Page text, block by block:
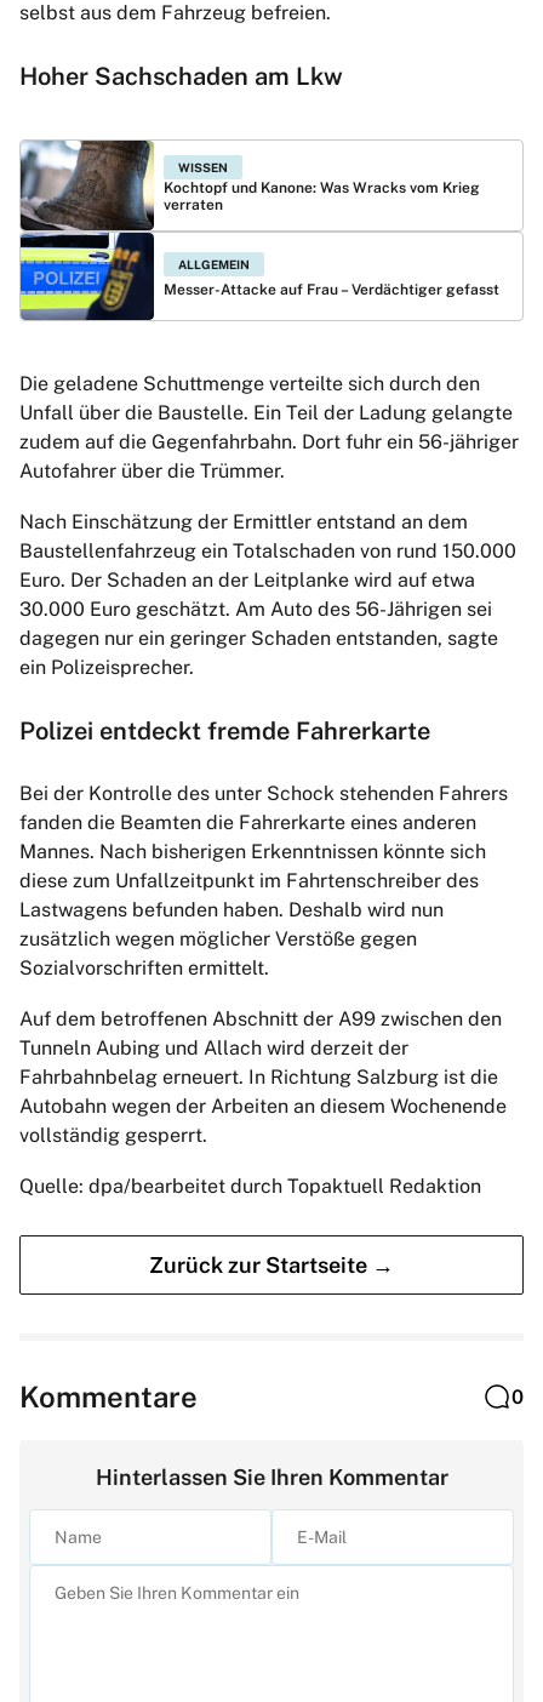
selbst aus dem Fahrzeug befreien.
Hoher Sachschaden am Lkw
WISSEN
Kochtopf und Kanone: Was Wracks vom Krieg
verraten
ALLGEMEIN
Messer-Attacke auf Frau – Verdächtiger gefasst
Die geladene Schuttmenge verteilte sich durch den
Unfall über die Baustelle. Ein Teil der Ladung gelangte
zudem auf die Gegenfahrbahn. Dort fuhr ein 56-jähriger
Autofahrer über die Trümmer.
Nach Einschätzung der Ermittler entstand an dem
Baustellenfahrzeug ein Totalschaden von rund 150.000
Euro. Der Schaden an der Leitplanke wird auf etwa
30.000 Euro geschätzt. Am Auto des 56-Jährigen sei
dagegen nur ein geringer Schaden entstanden, sagte
ein Polizeisprecher.
Polizei entdeckt fremde Fahrerkarte
Bei der Kontrolle des unter Schock stehenden Fahrers
fanden die Beamten die Fahrerkarte eines anderen
Mannes. Nach bisherigen Erkenntnissen könnte sich
diese zum Unfallzeitpunkt im Fahrtenschreiber des
Lastwagens befunden haben. Deshalb wird nun
zusätzlich wegen möglicher Verstöße gegen
Sozialvorschriften ermittelt.
Auf dem betroffenen Abschnitt der A99 zwischen den
Tunneln Aubing und Allach wird derzeit der
Fahrbahnbelag erneuert. In Richtung Salzburg ist die
Autobahn wegen der Arbeiten an diesem Wochenende
vollständig gesperrt.
Quelle: dpa/bearbeitet durch Topaktuell Redaktion
Zurück zur Startseite →
Kommentare 0
Hinterlassen Sie Ihren Kommentar